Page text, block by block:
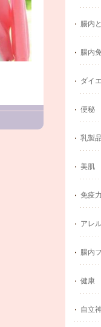
腸内
腸内
ダイ
便秘
乳製品
美肌
免疫力
アレ
腸内
健康
自立